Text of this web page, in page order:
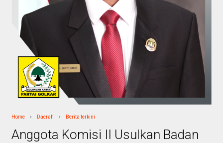
Home Daerah Berita terkini
Anggota Komisi II Usulkan Badan